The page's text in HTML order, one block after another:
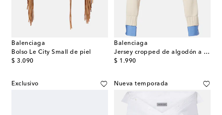
Balenciaga
Bolso Le City Small de piel
$ 3.090
original price
Balenciaga
Jersey cropped de algodón a rayas
$ 1.990
original price
Exclusivo Nueva temporada